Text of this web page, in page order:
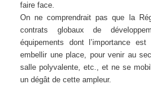
faire face.
On ne comprendrait pas que la
contrats globaux de
équipements dont l’importance
embellir une place, pour venir au
salle polyvalente, etc., et ne se
un dégât de cette ampleur.